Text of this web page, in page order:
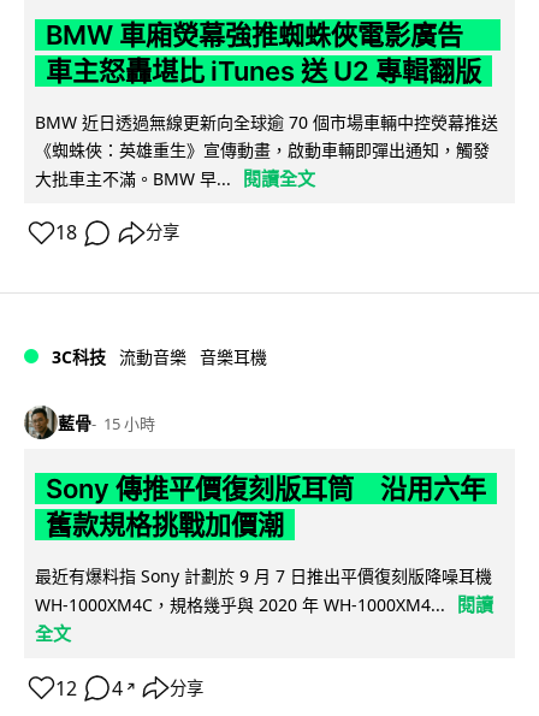
BMW 車廂熒幕強推蜘蛛俠電影廣告
車主怒轟堪比 iTunes 送 U2 專輯翻版
BMW 近日透過無線更新向全球逾 70 個市場車輛中控熒幕推送
《蜘蛛俠：英雄重生》宣傳動畫，啟動車輛即彈出通知，觸發
大批車主不滿。BMW 早...
閱讀全文
18 分享
3C科技 流動音樂 音樂耳機
藍骨 15 小時
Sony 傳推平價復刻版耳筒 沿用六年
舊款規格挑戰加價潮
最近有爆料指 Sony 計劃於 9 月 7 日推出平價復刻版降噪耳機
WH-1000XM4C，規格幾乎與 2020 年 WH-1000XM4...
閱讀
全文
12 4 ↗ 分享